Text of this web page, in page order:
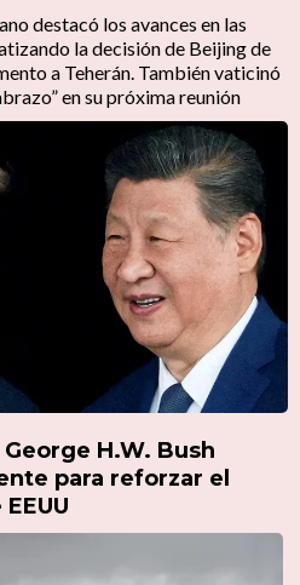
destacó los avances en las
la decisión de Beijing de
a Teherán. También vaticinó
en su próxima reunión
H.W. Bush
para reforzar el